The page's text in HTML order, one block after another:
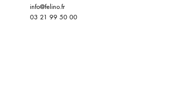
info@felino.fr
03 21 99 50 00